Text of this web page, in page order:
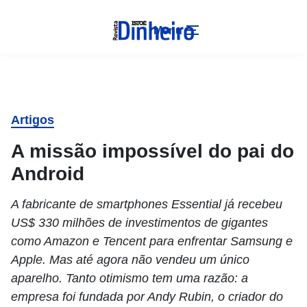
Menu
Artigos
A missão impossível do pai do
Android
A fabricante de smartphones Essential já recebeu
US$ 330 milhões de investimentos de gigantes
como Amazon e Tencent para enfrentar Samsung e
Apple. Mas até agora não vendeu um único
aparelho. Tanto otimismo tem uma razão: a
empresa foi fundada por Andy Rubin, o criador do